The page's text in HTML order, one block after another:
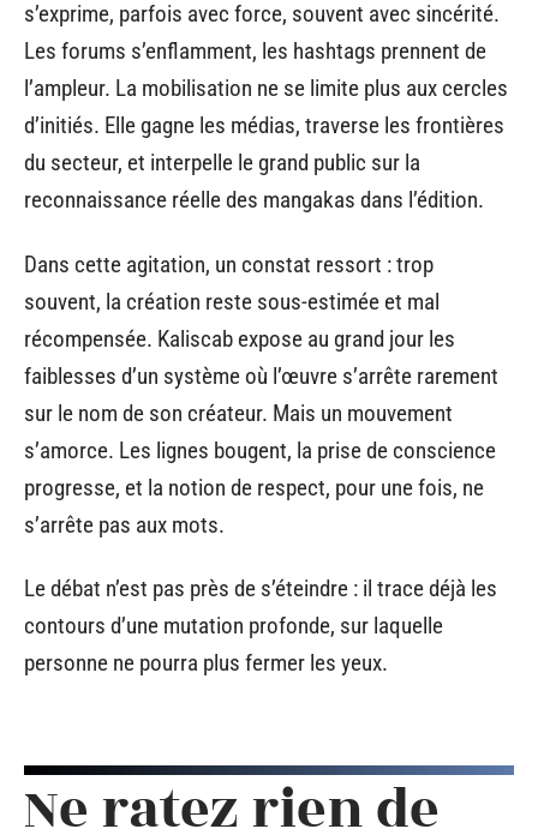
s’exprime, parfois avec force, souvent avec sincérité.
Les forums s’enflamment, les hashtags prennent de
l’ampleur. La mobilisation ne se limite plus aux cercles
d’initiés. Elle gagne les médias, traverse les frontières
du secteur, et interpelle le grand public sur la
reconnaissance réelle des mangakas dans l’édition.
Dans cette agitation, un constat ressort : trop
souvent, la création reste sous-estimée et mal
récompensée. Kaliscab expose au grand jour les
faiblesses d’un système où l’œuvre s’arrête rarement
sur le nom de son créateur. Mais un mouvement
s’amorce. Les lignes bougent, la prise de conscience
progresse, et la notion de respect, pour une fois, ne
s’arrête pas aux mots.
Le débat n’est pas près de s’éteindre : il trace déjà les
contours d’une mutation profonde, sur laquelle
personne ne pourra plus fermer les yeux.
Ne ratez rien de